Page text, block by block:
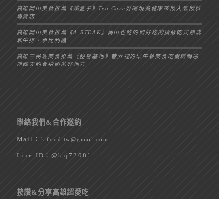
高雄岡山美食推薦《鐵盒子》Tea Care好喝現煮健康茶飲人氣飲料
專賣店
高雄岡山美食推薦《A-STEAK》岡山也吃的到好吃的頂級乾式熟成
和牛排、伊比利豬
高雄三民區美食推薦《秘密基地》巷弄裡的早午餐美食吃蛋糕喝咖
啡聊天約會拍照的好地方
聯絡我們&合作邀約
Mail： k.food.tw@gmail.com
Line ID：@bij7208f
按讚&分享高雄超愛吃